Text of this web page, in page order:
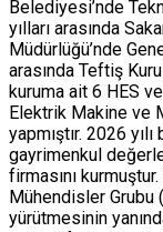
Belediyesi’nde
yılları arasında
Müdürlüğü’nde
arasında Teftiş
kuruma ait 6 HES
Elektrik Makine ve
yapmıştır. 2026
gayrimenkul
firmasını
Mühendisler Grubu
yürütmesinin